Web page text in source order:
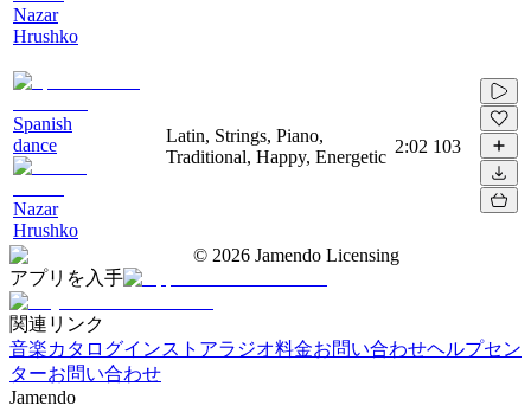
Nazar
Hrushko
Spanish
dance
Nazar
Hrushko
Latin, Strings, Piano,
Traditional, Happy, Energetic
2:02 103
© 2026 Jamendo Licensing
アプリを入手
関連リンク
音楽カタログインストアラジオ料金お問い合わせヘルプセン
ターお問い合わせ
Jamendo